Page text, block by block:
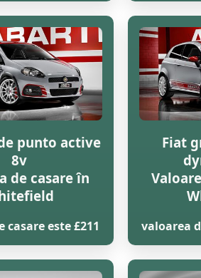
punto active
8v
de casare în
casare este £211
Fiat
valoarea